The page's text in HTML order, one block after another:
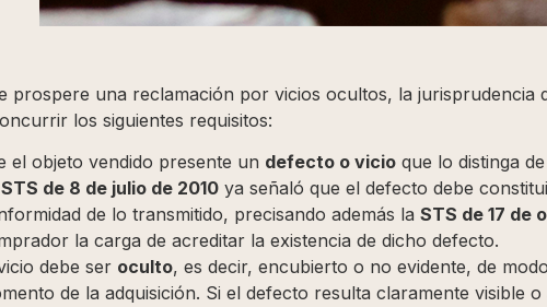
prospere una reclamación por vicios ocultos, la jurisprudencia
los siguientes requisitos:
el objeto vendido presente un defecto o vicio que lo distinga
STS de 8 de julio de 2010 ya señaló que el defecto debe
de lo transmitido, precisando además la STS de 17 de
la carga de acreditar la existencia de dicho defecto.
debe ser oculto, es decir, encubierto o no evidente, de
de la adquisición. Si el defecto resulta claramente visible